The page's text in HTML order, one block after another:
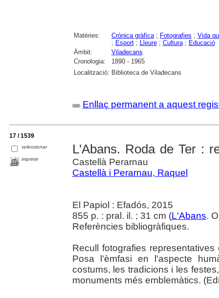
Matèries: Crònica gràfica; Fotografies ; Vida
; Esport; Lleure; Cultura; Educació
Àmbit:
Viladecans
Cronologia:
1890 - 1965
Localització: Biblioteca de Viladecans
Enllaç permanent a aquest
17 / 1539
seleccionar
imprimir
L'Abans. Roda de Ter :
Castellà Perarnau
Castellà i Perarnau, Raquel
El Papiol : Efadós, 2015
855 p. : pral. il. ; 31 cm (L'Abans.
Referències bibliogràfiques.
Recull fotografies
Posa l'èmfasi en l'aspecte
costums, les tradicions i les
monuments més emblemàtics.